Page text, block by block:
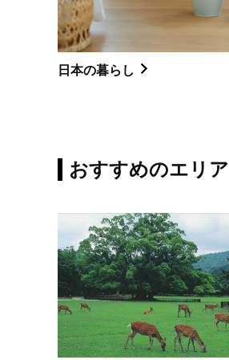
日本の暮らし
おすすめのエリア